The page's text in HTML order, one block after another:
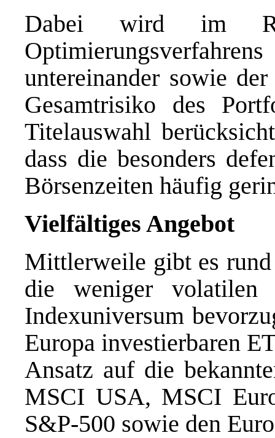
Dabei wird im
untereinander sowie
Gesamtrisiko des
Titelauswahl
dass die besonders
Börsenzeiten häufig
Vielfältiges Angebot
Mittlerweile gibt es
die weniger
Indexuniversum
Europa investierbaren
Ansatz auf die
MSCI USA, MSCI
S&P-500 sowie den